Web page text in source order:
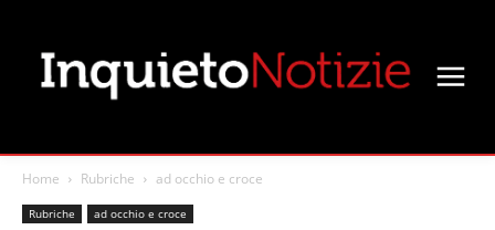
Home Rubriche ad occhio e croce
Rubriche ad occhio e croce